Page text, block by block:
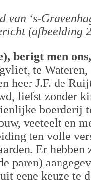
van ‘s-
(afbeelding
berigt men
te Wateren,
heer J.F. de
liefst zonder
boerderij
veeteelt en
ten volle
Er hebben
paren)
eene keuze te